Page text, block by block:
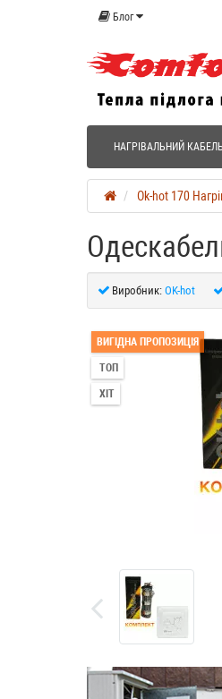
Блог
НАГРІВАЛЬНИЙ КАБЕЛЬ
Ok-hot 170
Виробник: OK-hot
ВИГІДНА ПРОПОЗИЦІЯ
ТОП
ХІТ